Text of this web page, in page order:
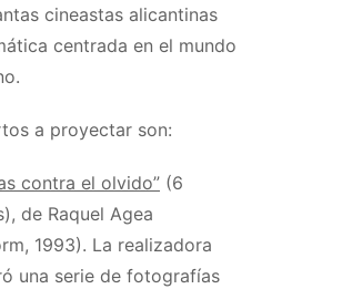
cineastas alicantinas
centrada en el mundo
a proyectar son:
contra el olvido” (6
de Raquel Agea
1993). La realizadora
una serie de fotografías